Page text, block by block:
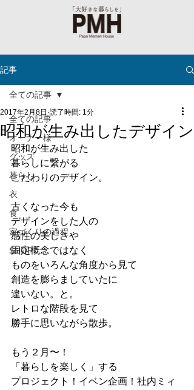
記事
全ての記事
オーナー様
グッズ
暮らし
衣
食
家づくりの過程
SHOP
全ての記事
昭和が生み出したデザイン
2017年2月8日 読了時間: 1分
昭和が生み出した
暮らしに繋がる
こだわりのデザイン。
古くなった今も
デザインをした人の
感性の美しさや
固定概念ではなく
ものをいろんな角度から見て
創造を膨らましていたに
違いない。と。
レトロな階段を見て
勝手に思いながら散歩。
もう２月〜！
「暮らしを楽しく」する
プロジェクト！イベン企画！社内ミィ